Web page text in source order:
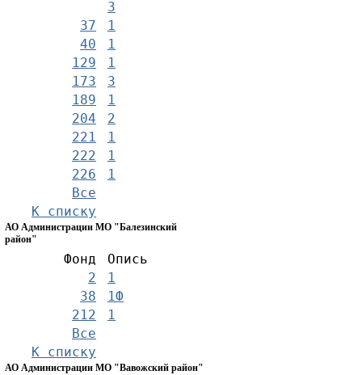
3
37
1
40
129
1
173
1
189
3
204
1
2
221
1
222
1
226
1
Все
К списку
АО Администрации МО "Балезинский
район"
Фонд
Опись
2
1
38
1Ф
212
1
Все
К списку
АО Администрации МО "Вавожский район"